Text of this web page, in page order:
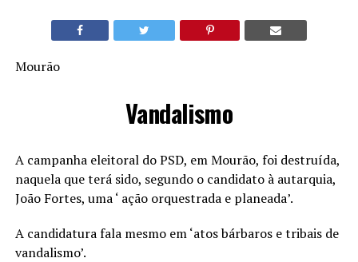
Mourão
Vandalismo
A campanha eleitoral do PSD, em Mourão, foi destruída,
naquela que terá sido, segundo o candidato à autarquia,
João Fortes, uma ‘ ação orquestrada e planeada’.
A candidatura fala mesmo em ‘atos bárbaros e tribais de
vandalismo’.